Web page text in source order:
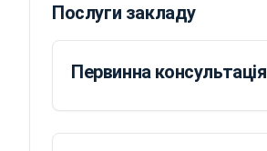
Послуги закладу
Первинна консультація